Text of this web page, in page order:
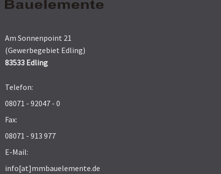
Am Sonnenpoint 21
(Gewerbegebiet Edling)
83533 Edling
Telefon:
08071 - 92047 - 0
Fax:
08071 - 913 977
E-Mail:
info[at]mmbauelemente.de